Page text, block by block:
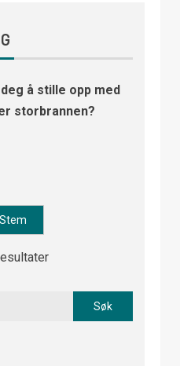
å stille opp med
storbrannen?